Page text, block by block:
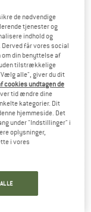
de nødvendige
tjenester og
indhold og
får vores social
om din benyttelse af
tilstrækkelige
alle", giver du dit
cookies undtagen de
tid ændre dine
kategorier. Dit
hjemmeside. Det
under "Indstillinger" i
oplysninger,
i vores